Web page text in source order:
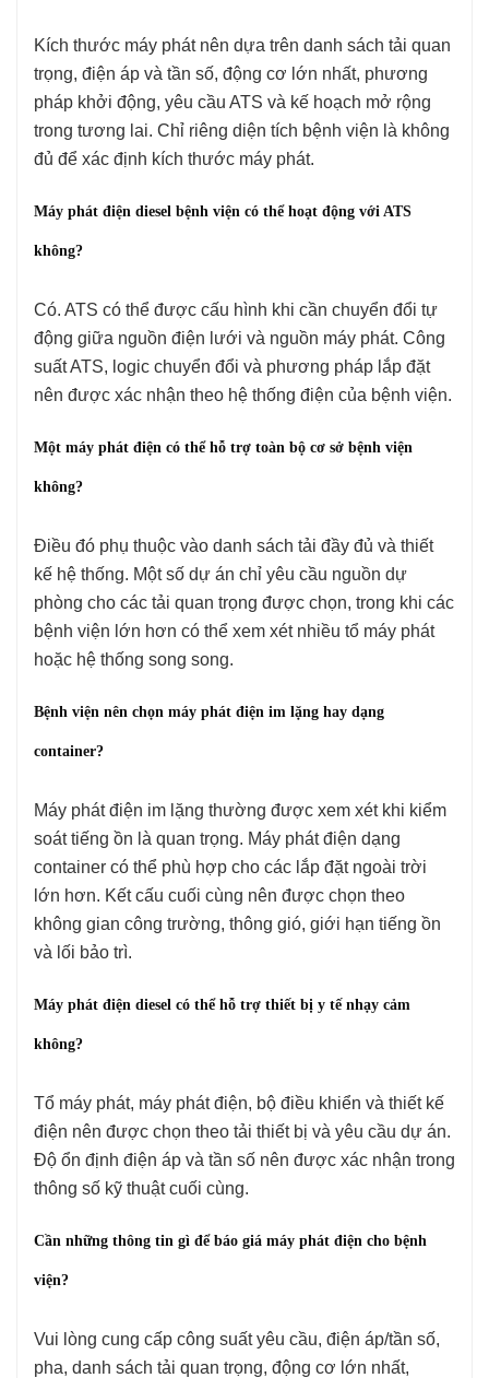
Kích thước máy phát nên dựa trên danh sách tải quan
trọng, điện áp và tần số, động cơ lớn nhất, phương
pháp khởi động, yêu cầu ATS và kế hoạch mở rộng
trong tương lai. Chỉ riêng diện tích bệnh viện là không
đủ để xác định kích thước máy phát.
Máy phát điện diesel bệnh viện có thể hoạt động với ATS
không?
Có. ATS có thể được cấu hình khi cần chuyển đổi tự
động giữa nguồn điện lưới và nguồn máy phát. Công
suất ATS, logic chuyển đổi và phương pháp lắp đặt
nên được xác nhận theo hệ thống điện của bệnh viện.
Một máy phát điện có thể hỗ trợ toàn bộ cơ sở bệnh viện
không?
Điều đó phụ thuộc vào danh sách tải đầy đủ và thiết
kế hệ thống. Một số dự án chỉ yêu cầu nguồn dự
phòng cho các tải quan trọng được chọn, trong khi các
bệnh viện lớn hơn có thể xem xét nhiều tổ máy phát
hoặc hệ thống song song.
Bệnh viện nên chọn máy phát điện im lặng hay dạng
container?
Máy phát điện im lặng thường được xem xét khi kiểm
soát tiếng ồn là quan trọng. Máy phát điện dạng
container có thể phù hợp cho các lắp đặt ngoài trời
lớn hơn. Kết cấu cuối cùng nên được chọn theo
không gian công trường, thông gió, giới hạn tiếng ồn
và lối bảo trì.
Máy phát điện diesel có thể hỗ trợ thiết bị y tế nhạy cảm
không?
Tổ máy phát, máy phát điện, bộ điều khiển và thiết kế
điện nên được chọn theo tải thiết bị và yêu cầu dự án.
Độ ổn định điện áp và tần số nên được xác nhận trong
thông số kỹ thuật cuối cùng.
Cần những thông tin gì để báo giá máy phát điện cho bệnh
viện?
Vui lòng cung cấp công suất yêu cầu, điện áp/tần số,
pha, danh sách tải quan trọng, động cơ lớn nhất,